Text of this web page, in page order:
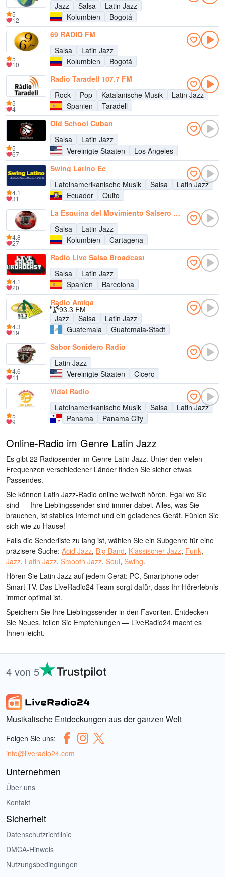
Jazz
Salsa
Latin Jazz
Kolumbien
Bogotá
5
12
69 RADIO FM
Salsa
Latin Jazz
Kolumbien
Bogotá
5
10
Radio Taradell 107.7 FM
Rock
Pop Katalanische Musik
Latin Jazz
Spanien
Taradell
5
4
Old School Cuban
Salsa
Latin Jazz
Vereinigte Staaten
Los Angeles
5
67
Swing Latino Ec
Lateinamerikanische Musik
Salsa
Latin Jazz
Ecuador
Quito
4.1
31
La Esquina del Movimiento Salsero Radio
Salsa
Latin Jazz
Kolumbien
Cartagena
4.8
27
Radio Live Salsa Broadcast
Salsa
Latin Jazz
Spanien
Barcelona
4.1
20
Radio Amiga
93.3 FM
Jazz
Salsa
Latin Jazz
Guatemala
Guatemala-Stadt
4.3
19
Sabor Sonidero Radio
Latin Jazz
Vereinigte Staaten
Cicero
4.6
11
Vidal Radio
Lateinamerikanische Musik
Salsa
Latin Jazz
Panama
Panama City
5
9
Online-Radio im Genre Latin Jazz
Es gibt 22 Radiosender im Genre Latin Jazz. Unter den vielen
Frequenzen verschiedener Länder finden Sie sicher etwas
Passendes.
Sie können Latin Jazz-Radio online weltweit hören. Egal wo Sie
sind — Ihre Lieblingssender sind immer dabei. Alles, was Sie
brauchen, ist stabiles Internet und ein geladenes Gerät. Fühlen Sie
sich wie zu Hause!
Falls die Senderliste zu lang ist, wählen Sie ein Subgenre für eine
präzisere Suche: Acid Jazz, Big Band, Klassischer Jazz, Funk,
Jazz, Latin Jazz, Smooth Jazz, Soul, Swing.
Hören Sie Latin Jazz auf jedem Gerät: PC, Smartphone oder
Smart TV. Das LiveRadio24-Team sorgt dafür, dass Ihr Hörerlebnis
immer optimal ist.
Speichern Sie Ihre Lieblingssender in den Favoriten. Entdecken
Sie Neues, teilen Sie Empfehlungen — LiveRadio24 macht es
Ihnen leicht.
4 von 5
Musikalische Entdeckungen aus der ganzen Welt
Folgen Sie uns:
info@liveradio24.com
Unternehmen
Über uns
Kontakt
Sicherheit
Datenschutzrichtlinie
DMCA-Hinweis
Nutzungsbedingungen